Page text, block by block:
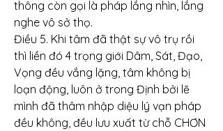
thông còn gọi là pháp lắng nhìn, lắng
nghe vô sở thọ.
Điều 5. Khi tâm đã thật sự vô trụ rồi
thì liền đó 4 trọng giới Dâm, Sát, Đạo,
Vọng đều vắng lặng, tâm không bị
loạn động, luôn ở trong Định bởi lẽ
mình đã thâm nhập diệu lý vạn pháp
đều không, đều lưu xuất từ chỗ CHƠN